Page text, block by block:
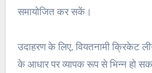
समायोजित कर सकें।
उदाहरण के लिए, वियतनामी क्रिकेट
के आधार पर व्यापक रूप से भिन्न हो